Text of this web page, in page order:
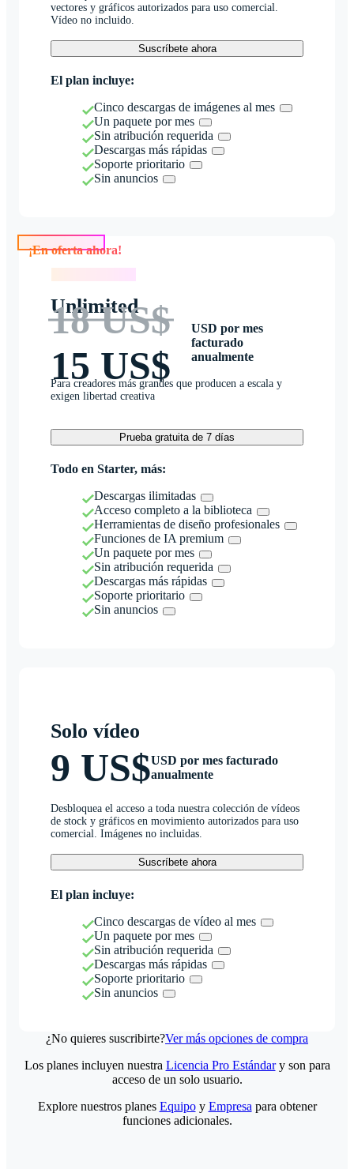
vectores y gráficos autorizados para uso comercial.
Vídeo no incluido.
Suscríbete ahora
El plan incluye:
Cinco descargas de imágenes al mes
Un paquete por mes
Sin atribución requerida
Descargas más rápidas
Soporte prioritario
Sin anuncios
Unlimited
18 US$
15 US$
USD por mes
facturado
anualmente
Para creadores más grandes que producen a escala y
exigen libertad creativa
Prueba gratuita de 7 días
Todo en Starter, más:
Descargas ilimitadas
Acceso completo a la biblioteca
Herramientas de diseño profesionales
Funciones de IA premium
Un paquete por mes
Sin atribución requerida
Descargas más rápidas
Soporte prioritario
Sin anuncios
Solo vídeo
9 US$USD por mes facturado
anualmente
Desbloquea el acceso a toda nuestra colección de vídeos
de stock y gráficos en movimiento autorizados para uso
comercial. Imágenes no incluidas.
Suscríbete ahora
El plan incluye:
Cinco descargas de vídeo al mes
Un paquete por mes
Sin atribución requerida
Descargas más rápidas
Soporte prioritario
Sin anuncios
¿No quieres suscribirte?Ver más opciones de compra
Los planes incluyen nuestra Licencia Pro Estándary son para
acceso de un solo usuario.
Explore nuestros planes Equipoy Empresa para obtener
funciones adicionales.